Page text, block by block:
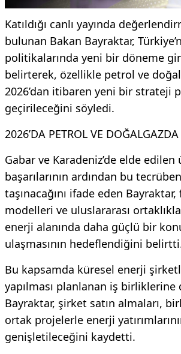
Katıldığı canlı yayında
bulunan Bakan Bayraktar,
politikalarında yeni bir döneme
belirterek, özellikle petrol ve
2026’dan itibaren yeni bir strateji
geçirileceğini söyledi.
2026’DA PETROL VE
Gabar ve Karadeniz’de elde
başarılarının ardından bu
taşınacağını ifade eden Bayraktar,
modelleri ve uluslararası
enerji alanında daha güçlü bir
ulaşmasının hedeflendiğini
Bu kapsamda küresel enerji
yapılması planlanan iş birliklerine
Bayraktar, şirket satın almaları,
ortak projelerle enerji
genişletileceğini kaydetti.